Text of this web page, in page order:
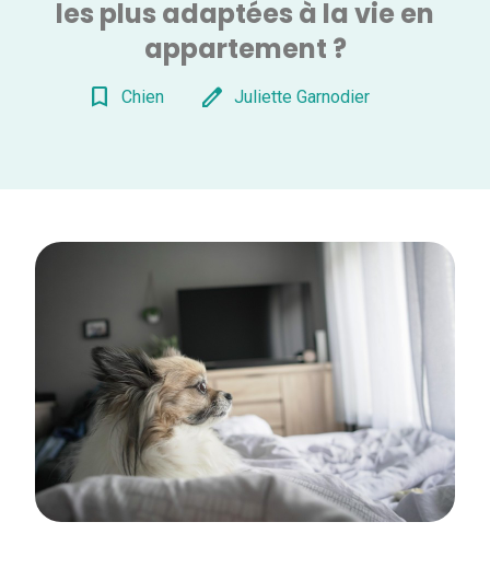
les plus adaptées à la vie en
appartement ?
bookmark_border Chien edit Juliette Garnodier